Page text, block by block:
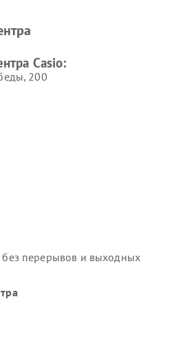
Casio:
200
перерывов и выходных